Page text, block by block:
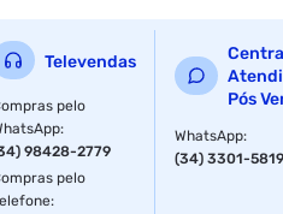
Televendas
pelo
:
98428-2779
pelo
:
Pós
WhatsApp:
(34) 3301-5819